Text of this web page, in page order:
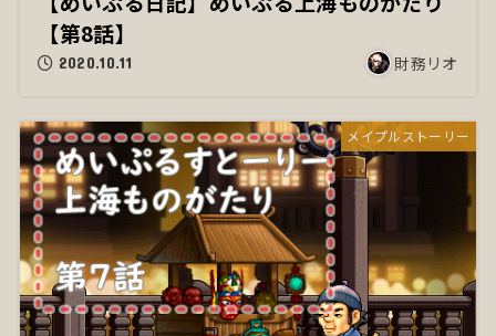
【第8話】
2020.10.11 財務リオ
メイプルストーリー